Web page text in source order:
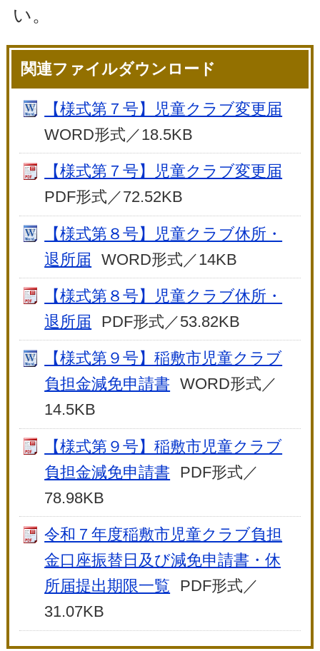
い。
関連ファイルダウンロード
【様式第７号】児童クラブ変更届
WORD形式／18.5KB
【様式第７号】児童クラブ変更届
PDF形式／72.52KB
【様式第８号】児童クラブ休所・
退所届
WORD形式／14KB
【様式第８号】児童クラブ休所・
退所届
PDF形式／53.82KB
【様式第９号】稲敷市児童クラブ
負担金減免申請書
WORD形式／
14.5KB
【様式第９号】稲敷市児童クラブ
負担金減免申請書
PDF形式／
78.98KB
令和７年度稲敷市児童クラブ負担
金口座振替日及び減免申請書・休
所届提出期限一覧
PDF形式／
31.07KB